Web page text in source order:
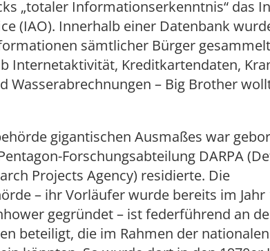
„totaler Informationserkenntnis“ das
(IAO). Innerhalb einer Datenbank
sämtlicher Bürger
Internetaktivität, Kreditkartendaten,
Wasserabrechnungen – Big Brother
gigantischen Ausmaßes war
Forschungsabteilung DARPA
Projects Agency) residierte. Die
– ihr Vorläufer wurde bereits im Jahr
gegründet – ist federführend an
beteiligt, die im Rahmen der